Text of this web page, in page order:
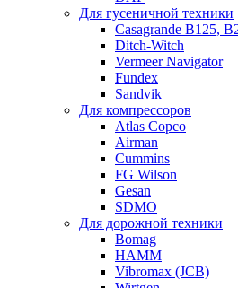
Для гусеничной техники
Casagrande B125,
Ditch-Witch
Vermeer Navigator
Fundex
Sandvik
Для компрессоров
Atlas Copco
Airman
Cummins
FG Wilson
Gesan
SDMO
Для дорожной техники
Bomag
HAMM
Vibromax (JCB)